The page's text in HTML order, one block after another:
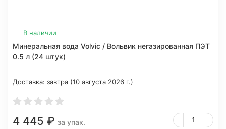
В наличии
Минеральная вода Volvic / Вольвик негазированная ПЭТ
0.5 л (24 штук)
Доставка: завтра (10 августа 2026 г.)
4 445 ₽ за упак.